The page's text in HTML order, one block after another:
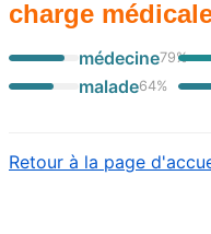
charge
médecine79%
malade64%
Retour à la page